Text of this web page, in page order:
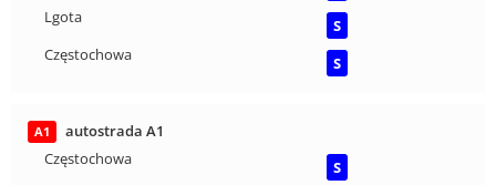
Lgota
S
Częstochowa
S
A1
autostrada A1
Częstochowa
S